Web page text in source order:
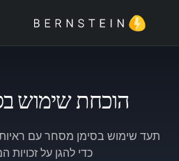
הישאר בעברית
הוכחת שימוש
תעד שימוש בסימן מסחר עם ראיות
כדי להגן על זכויות